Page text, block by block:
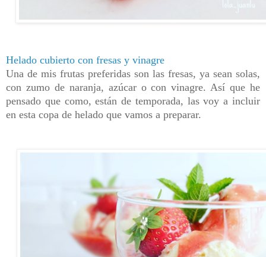
Helado cubierto con fresas y vinagre
Una de mis frutas preferidas son las fresas, ya sean solas,
con zumo de naranja, azúcar o con vinagre. Así que he
pensado que como, están de temporada, las voy a incluir
en esta copa de helado que vamos a preparar.